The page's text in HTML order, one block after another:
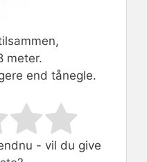
meter.
end tånegle.
Submit Rating
- vil du give